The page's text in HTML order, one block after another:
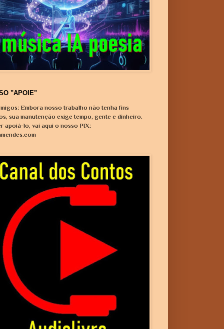
"APOIE"
Embora nosso trabalho não tenha fins
sua manutenção exige tempo, gente e dinheiro.
apoiá-lo, vai aqui o nosso PIX: